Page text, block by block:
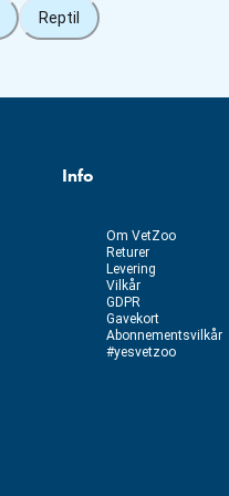
Reptil
Info
Om VetZoo
Returer
Levering
Vilkår
GDPR
Gavekort
Abonnementsvilkår
#yesvetzoo